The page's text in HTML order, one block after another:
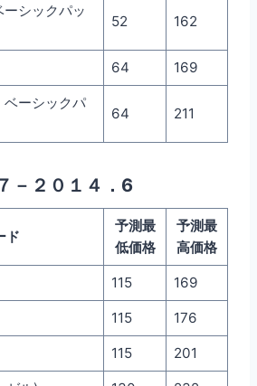
シックパッ
52 162
64 169
ベーシックパ
64 211
－２０１４．6
ド
予測最
低価格
予測最
高価格
115 169
115 176
115 201